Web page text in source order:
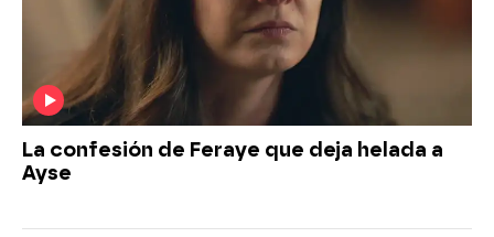
La confesión de Feraye que deja helada a
Ayse